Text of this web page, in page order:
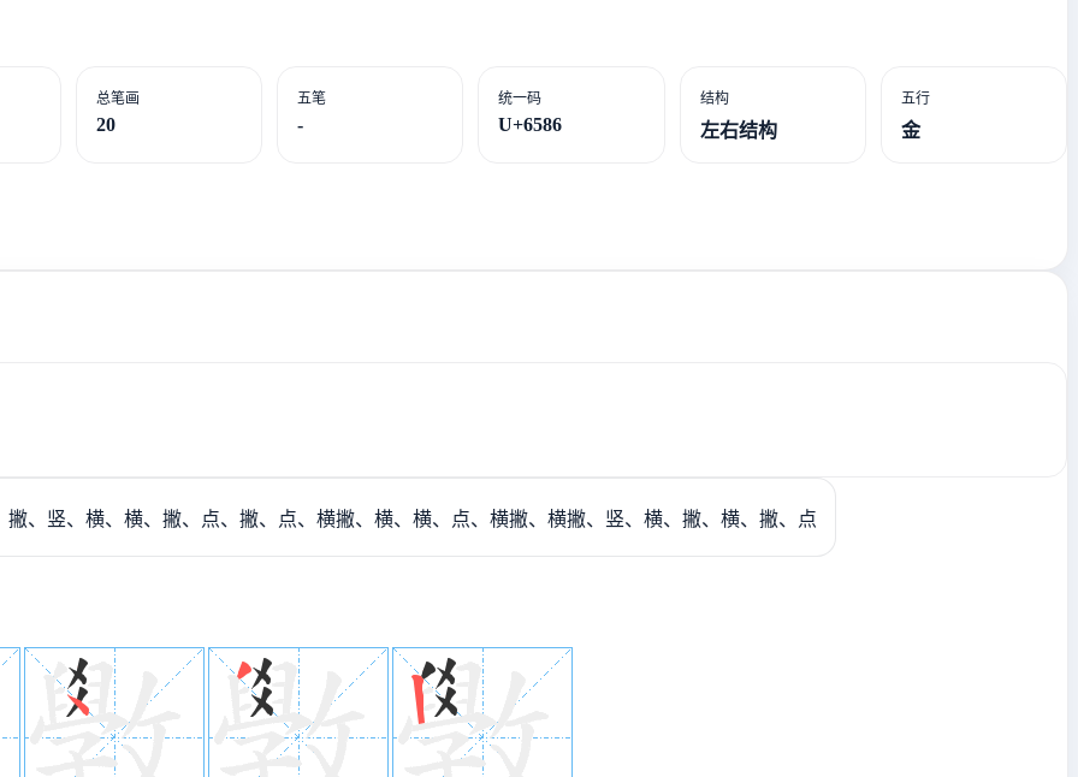
总笔画
20
五笔
-
统一码
U+6586
结构
左右结构
五行
金
撇、竖、横、横、撇、点、撇、点、横撇、横、横、点、横撇、横撇、竖、横、撇、横、撇、点